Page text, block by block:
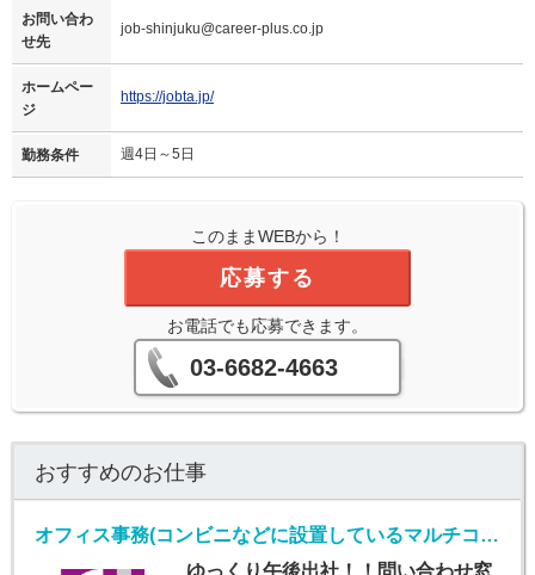
お問い合わ
せ先
job-shinjuku@career-plus.co.jp
ホームペー
ジ
https://jobta.jp/
勤務条件 週4日～5日
このままWEBから！
応募する
お電話でも応募できます。
03-6682-4663
おすすめのお仕事
オフィス事務(コンビニなどに設置しているマルチコピー機に関するバック事務)
ゆっくり午後出社！！問い合わせ窓